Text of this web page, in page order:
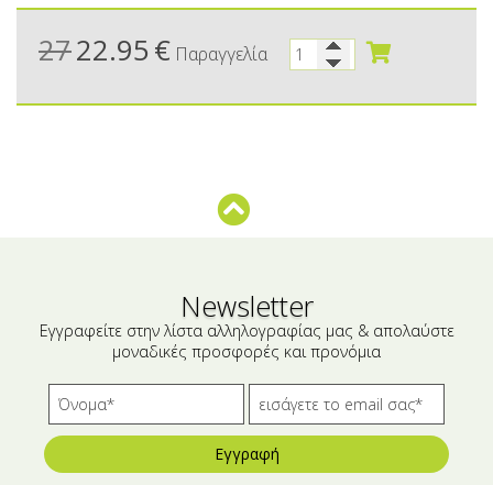
Ελαιόλαδο
Αλίπαστα Ψαρικά
Έτοιμα Μείγματα
2722.95 € Παραγγελία
Newsletter
Εγγραφείτε στην λίστα αλληλογραφίας μας & απολαύστε
μοναδικές προσφορές και προνόμια
Εγγραφή